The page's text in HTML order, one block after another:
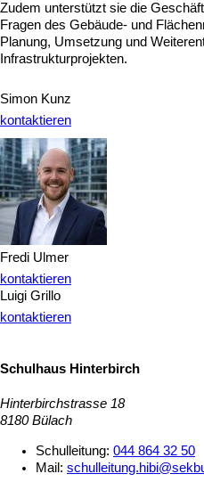
Zudem unterstützt sie die
Fragen des Gebäude- und
Planung, Umsetzung und
Infrastrukturprojekten.
Simon Kunz
kontaktieren
Fredi Ulmer
kontaktieren
Luigi Grillo
kontaktieren
Schulhaus Hinterbirch
Hinterbirchstrasse 18
8180 Bülach
Schulleitung: 044 864 32 50
Mail: